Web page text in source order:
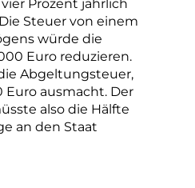
Prozent jährlich
Steuer von einem
würde die
Euro reduzieren.
Abgeltungsteuer,
Euro ausmacht. Der
also die Hälfte
an den Staat